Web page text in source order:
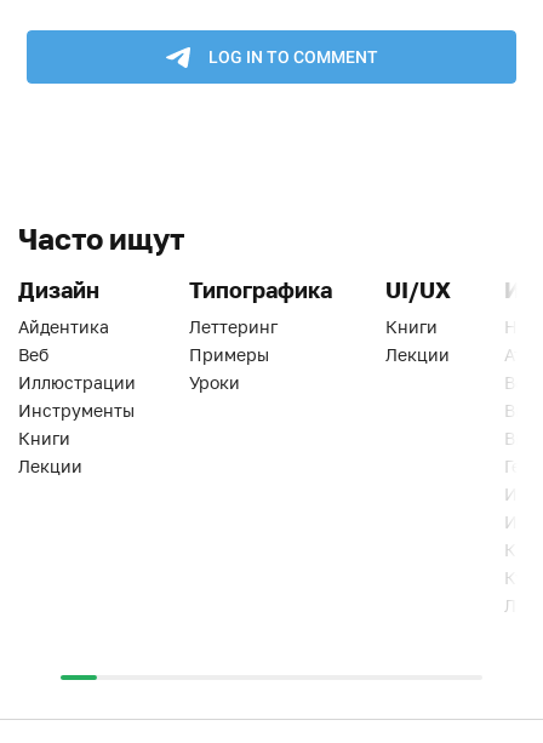
Часто ищут
Дизайн
Айдентика
Веб
Иллюстрации
Инструменты
Книги
Лекции
Типографика
Леттеринг
Примеры
Уроки
UI/UX
Книги
Лекции
Веб